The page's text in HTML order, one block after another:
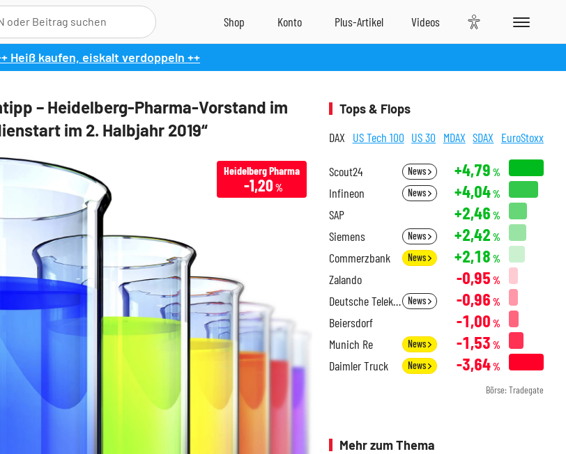
Heiß kaufen, eiskalt verdoppeln ++
– Heidelberg-Pharma-Vorstand im
im 2. Halbjahr 2019“
Heidelberg Pharma
-1,20 %
Tops & Flops
DAX US Tech 100 US 30 MDAX SDAX EuroStoxx
Scout24 News +4,79 %
Infineon News +4,04%
SAP +2,46 %
Siemens News +2,42 %
Commerzbank News +2,18 %
Zalando -0,95 %
Deutsche Telekom News -0,96 %
Beiersdorf -1,00 %
Munich Re News -1,53 %
Daimler Truck News -3,64%
Börse: Tradegate
Mehr zum Thema